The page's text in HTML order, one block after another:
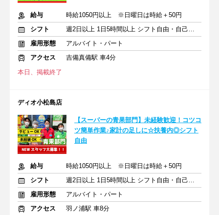
給与
時給1050円以上 ※日曜日は時給＋50円
シフト
週2日以上 1日5時間以上 シフト自由・自己申告
雇用形態
アルバイト・パート
アクセス
吉備真備駅 車4分
本日、掲載終了
ディオ小松島店
【スーパーの青果部門】未経験歓迎！コツコ
ツ簡単作業♪家計の足しに☆扶養内◎シフト
自由
給与
時給1050円以上 ※日曜日は時給＋50円
シフト
週2日以上 1日5時間以上 シフト自由・自己申告
雇用形態
アルバイト・パート
アクセス
羽ノ浦駅 車8分